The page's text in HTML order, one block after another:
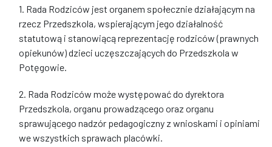
1. Rada Rodziców jest organem społecznie działającym na
rzecz Przedszkola, wspierającym jego działalność
statutową i stanowiącą reprezentację rodziców (prawnych
opiekunów) dzieci uczęszczających do Przedszkola w
Potęgowie.
2. Rada Rodziców może występować do dyrektora
Przedszkola, organu prowadzącego oraz organu
sprawującego nadzór pedagogiczny z wnioskami i opiniami
we wszystkich sprawach placówki.